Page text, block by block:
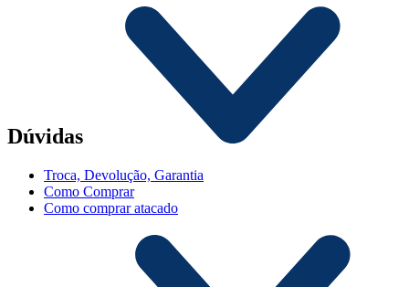
Dúvidas
Troca, Devolução, Garantia
Como Comprar
Como comprar atacado